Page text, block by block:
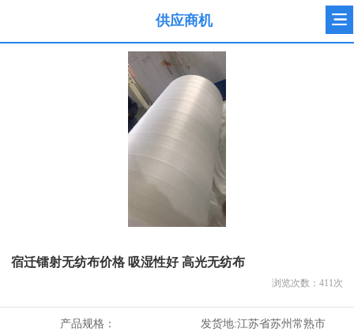
供应商机
宿迁镭射无纺布价格 吸湿性好 高光无纺布
浏览次数： 411 次
产品规格： 发货地:江苏省苏州常熟市